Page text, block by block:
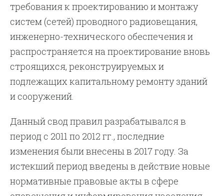
требования к проектированию и монтажу
систем (сетей) проводного радиовещания,
инженерно-технического обеспечения и
распространяется на проектирование вновь
строящихся, реконструируемых и
подлежащих капитальному ремонту зданий
и сооружений.
Данный свод правил разрабатывался в
период с 2011 по 2012 гг., последние
изменения были внесены в 2017 году. За
истекший период введены в действие новые
нормативные правовые акты в сфере